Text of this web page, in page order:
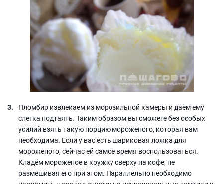
Пломбир извлекаем из морозильной камеры и даём ему
слегка подтаять. Таким образом вы сможете без особых
усилий взять такую порцию мороженого, которая вам
необходима. Если у вас есть шариковая ложка для
мороженого, сейчас ей самое время воспользоваться.
Кладём мороженое в кружку сверху на кофе, не
размешивая его при этом. Параллельно необходимо